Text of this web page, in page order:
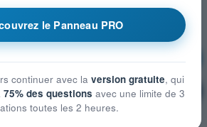
S'entraîner !
Explication de la question
le Panneau PRO
continuer avec la version gratuite, qui
75% des questions avec une limite de 3
toutes les 2 heures.